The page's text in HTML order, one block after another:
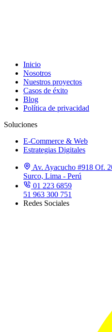
Inicio
Nosotros
Nuestros proyectos
Casos de éxito
Blog
Política de privacidad
Soluciones
E-Commerce & Web
Estrategias Digitales
Av. Ayacucho #918 Of.
Surco, Lima - Perú
01 223 6859
51 963 300 751
Redes Sociales